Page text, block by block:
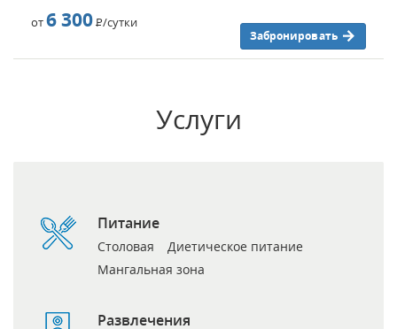
от6 300Р/сутки
Забронировать
Услуги
Питание
Столовая
Диетическое питание
Мангальная зона
Развлечения